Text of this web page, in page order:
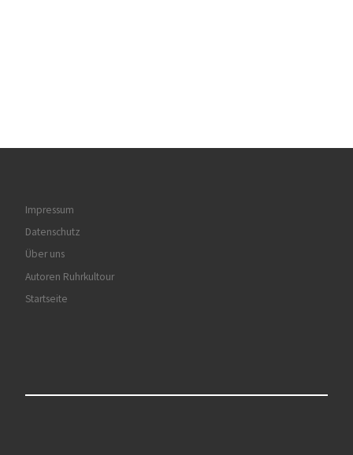
Impressum
Datenschutz
Über uns
Autoren Ruhrkultour
Startseite